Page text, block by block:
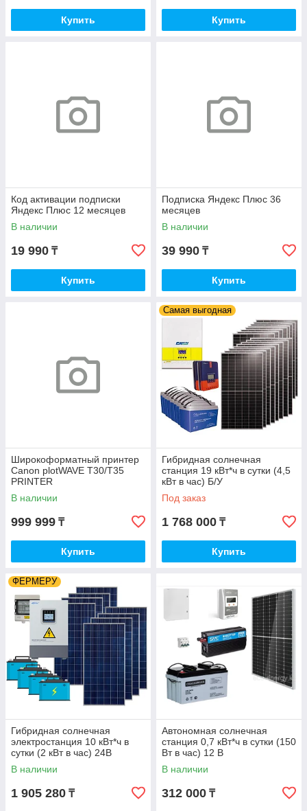
Купить Купить
Код активации подписки
Яндекс Плюс 12 месяцев
В наличии
19 990 ₸
Купить
Подписка Яндекс Плюс 36
месяцев
В наличии
39 990 ₸
Купить
Широкоформатный принтер
Canon plotWAVE T30/T35
PRINTER
В наличии
999 999 ₸
Купить
Самая выгодная
Гибридная солнечная
станция 19 кВт*ч в сутки (4,5
кВт в час) Б/У
Под заказ
1 768 000 ₸
Купить
ФЕРМЕРУ
Гибридная солнечная
электростанция 10 кВт*ч в
сутки (2 кВт в час) 24В
В наличии
1 905 280 ₸
Автономная солнечная
станция 0,7 кВт*ч в сутки (150
Вт в час) 12 В
В наличии
312 000 ₸